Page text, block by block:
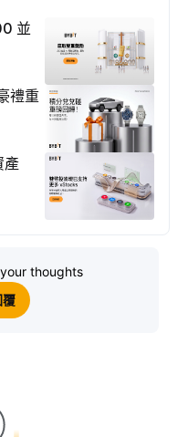
並
禮重
產
thoughts
覆